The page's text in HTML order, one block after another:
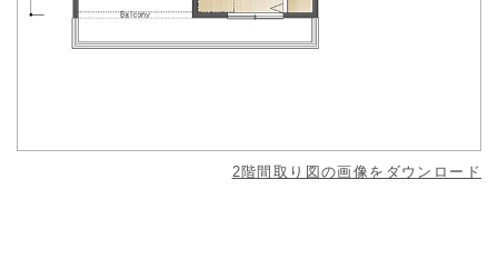
2階間取り図の画像をダウンロード